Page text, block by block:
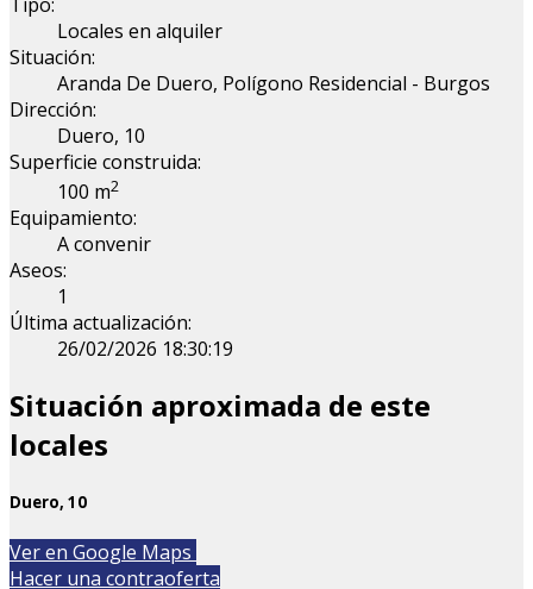
Locales en alquiler
Situación:
Aranda De Duero, Polígono Residencial - Burgos
Dirección:
Duero, 10
Superficie construida:
100 m2
Equipamiento:
A convenir
Aseos:
1
Última actualización:
26/02/2026 18:30:19
Situación aproximada de este
locales
Duero, 10
+
Ver en Google Maps
Hacer una contraoferta